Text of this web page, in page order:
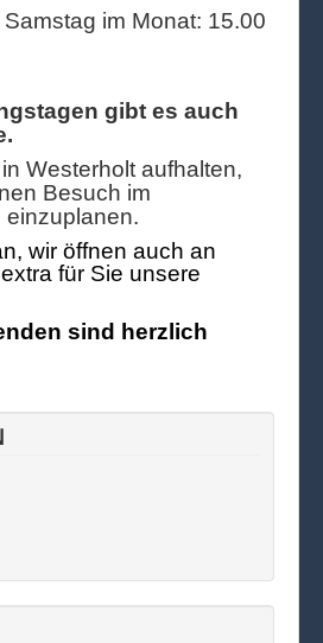
im Monat: 15.00
gibt es auch
Westerholt aufhalten,
Besuch im
einzuplanen.
wir öffnen auch an
für Sie unsere
sind herzlich